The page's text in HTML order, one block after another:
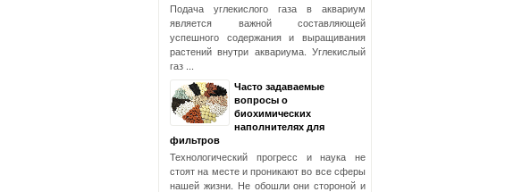
Подача углекислого газа в аквариум
является важной составляющей
успешного содержания и выращивания
растений внутри аквариума. Углекислый
газ ...
Часто задаваемые
вопросы о
биохимических
наполнителях для
фильтров
Технологический прогресс и наука не
стоят на месте и проникают во все сферы
нашей жизни. Не обошли они стороной и